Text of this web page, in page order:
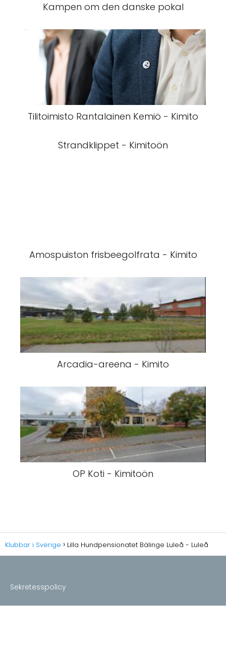
Kampen om den danske pokal
Tilitoimisto Rantalainen Kemiö - Kimito
Strandklippet - Kimitoön
Amospuiston frisbeegolfrata - Kimito
Arcadia-areena - Kimito
OP Koti - Kimitoön
Klubbar i Sverige Lilla Hundpensionatet Bälinge Luleå - Luleå
Sekretesspolicy